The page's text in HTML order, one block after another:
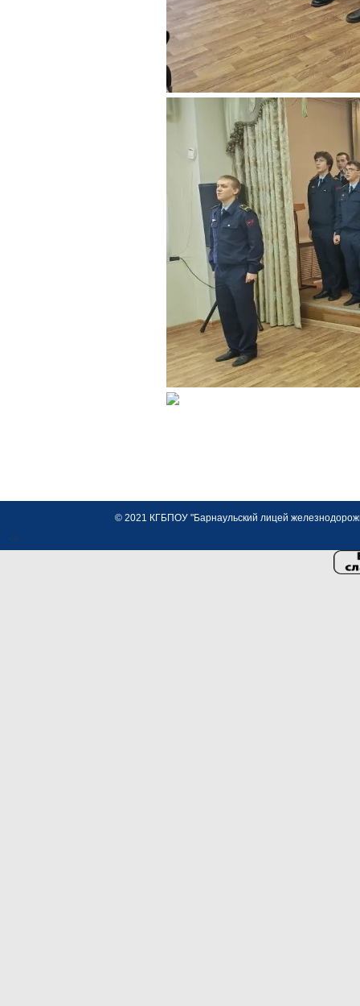
© 2021 КГБПОУ "Барнаульский лицей
<>